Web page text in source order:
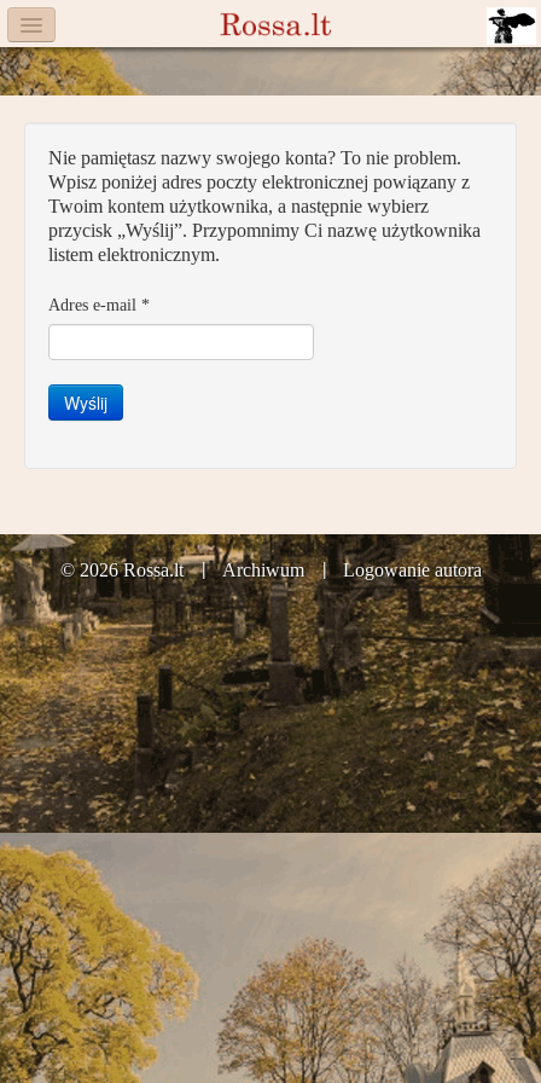
Menu
Facebook
Komitet
Aktualności
Książka
Moneta
Cegiełki
Rossa
Partnerzy
Kontakt
Nie pamiętasz nazwy swojego konta? To nie problem.
Wpisz poniżej adres poczty elektronicznej powiązany z
Twoim kontem użytkownika, a następnie wybierz
przycisk „Wyślij”. Przypomnimy Ci nazwę użytkownika
listem elektronicznym.
Adres e-mail *
Wyślij
© 2026 Rossa.lt Archiwum Logowanie autora